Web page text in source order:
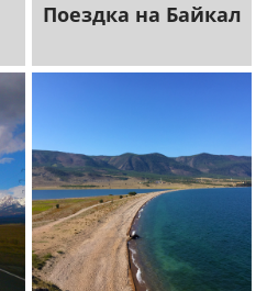
Поездка на Байкал